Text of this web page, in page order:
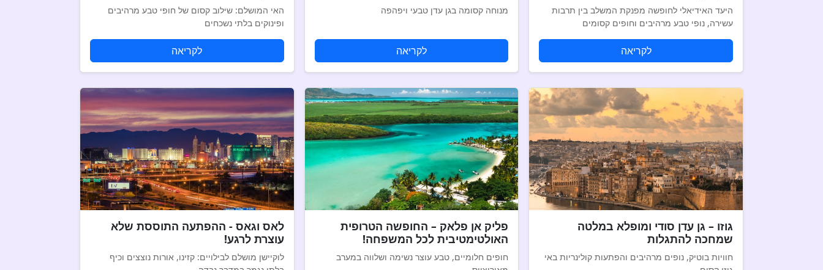
היעד האידיאלי לחופשה מפנקת המשלב בין תרבות
עשירה, נופי טבע מרהיבים וחופים קסומים
לקריאה
מנוחה קסומה בגן עדן טבעי ויפהפה
לקריאה
האי המושלם: שילוב קסום של חופי טבע מרהיבים
ופינוקים בלתי נשכחים
לקריאה
גוזו – גן עדן סודי ומופלא במלטה
שמחכה להתגלות
חוויות בוטיק, נופים מרהיבים והפתעות קולינריות באי
פליק אן פלאק – החופשה הטרופית
האולטימטיבית לכל המשפחה!
חופים חלומיים, טבע עוצר נשימה ושלווה במערב
לאס וגאס - ההפתעה התוססת שלא
עוצרת לרגע!
לוקיישן מושלם לבילויים: קזינו, אורות נוצצים וכיף